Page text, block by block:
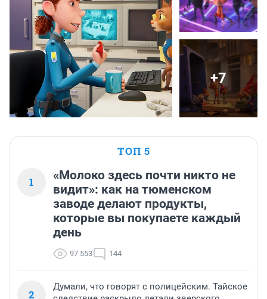
+7
ТОП 5
1
«Молоко здесь почти никто не
видит»: как на тюменском
заводе делают продукты,
которые вы покупаете каждый
день
97 553 144
2
Думали, что говорят с полицейским. Тайское